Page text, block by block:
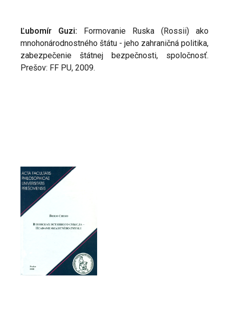
Ľubomír Guzi: Formovanie Ruska (Rossii) ako
mnohonárodnostného štátu - jeho zahraničná politika,
zabezpečenie štátnej bezpečnosti, spoločnosť.
Prešov: FF PU, 2009.